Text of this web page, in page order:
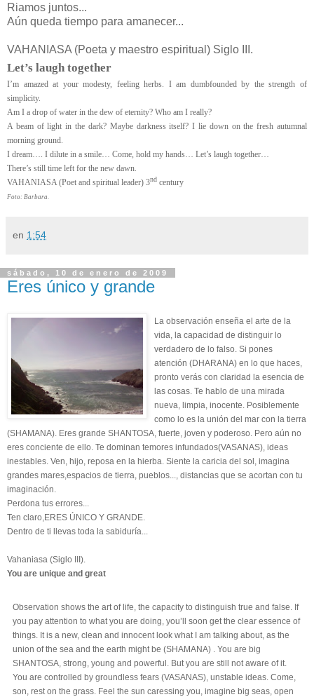
Riamos juntos...
Aún queda tiempo para amanecer...
VAHANIASA (Poeta y maestro espiritual) Siglo III.
Let’s laugh together
I’m amazed at your modesty, feeling herbs. I am dumbfounded by the strength of
simplicity.
Am I a drop of water in the dew of eternity? Who am I really?
A beam of light in the dark? Maybe darkness itself? I lie down on the fresh autumnal
morning ground.
I dream…. I dilute in a smile… Come, hold my hands… Let’s laugh together…
There’s still time left for the new dawn.
VAHANIASA (Poet and spiritual leader) 3nd century
Foto: Barbara.
en 1:54
sábado, 10 de enero de 2009
Eres único y grande
La observación enseña el arte de la
vida, la capacidad de distinguir lo
verdadero de lo falso. Si pones
atención (DHARANA) en lo que haces,
pronto verás con claridad la esencia de
las cosas. Te hablo de una mirada
nueva, limpia, inocente. Posiblemente
como lo es la unión del mar con la tierra
(SHAMANA). Eres grande SHANTOSA, fuerte, joven y poderoso. Pero aún no
eres conciente de ello. Te dominan temores infundados(VASANAS), ideas
inestables. Ven, hijo, reposa en la hierba. Siente la caricia del sol, imagina
grandes mares,espacios de tierra, pueblos..., distancias que se acortan con tu
imaginación.
Perdona tus errores...
Ten claro,ERES ÚNICO Y GRANDE.
Dentro de ti llevas toda la sabiduría...
Vahaniasa (Siglo III).
You are unique and great
Observation shows the art of life, the capacity to distinguish true and false. If
you pay attention to what you are doing, you’ll soon get the clear essence of
things. It is a new, clean and innocent look what I am talking about, as the
union of the sea and the earth might be (SHAMANA) . You are big
SHANTOSA, strong, young and powerful. But you are still not aware of it.
You are controlled by groundless fears (VASANAS), unstable ideas. Come,
son, rest on the grass. Feel the sun caressing you, imagine big seas, open